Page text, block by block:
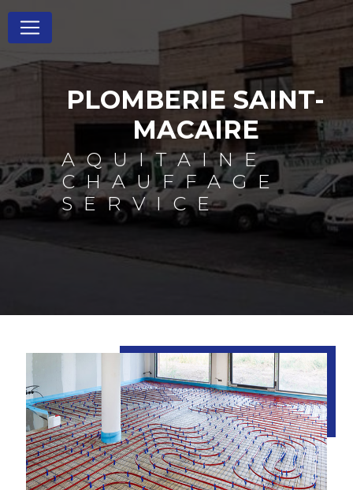
PLOMBERIE SAINT-
MACAIRE
AQUITAINE
CHAUFFAGE
SERVICE
Panneau de gestion des cookies